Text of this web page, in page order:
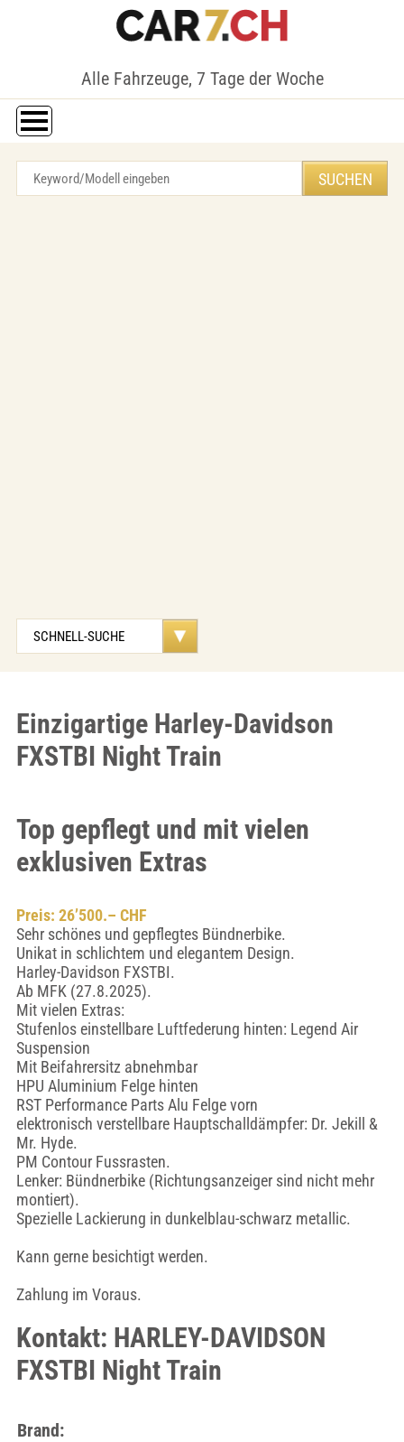
Alle Fahrzeuge, 7 Tage der Woche
Einzigartige Harley-Davidson
FXSTBI Night Train
Top gepflegt und mit vielen
exklusiven Extras
Preis: 26’500.– CHF
Sehr schönes und gepflegtes Bündnerbike.
Unikat in schlichtem und elegantem Design.
Harley-Davidson FXSTBI.
Ab MFK (27.8.2025).
Mit vielen Extras:
Stufenlos einstellbare Luftfederung hinten: Legend Air
Suspension
Mit Beifahrersitz abnehmbar
HPU Aluminium Felge hinten
RST Performance Parts Alu Felge vorn
elektronisch verstellbare Hauptschalldämpfer: Dr. Jekill &
Mr. Hyde.
PM Contour Fussrasten.
Lenker: Bündnerbike (Richtungsanzeiger sind nicht mehr
montiert).
Spezielle Lackierung in dunkelblau-schwarz metallic.
Kann gerne besichtigt werden.
Zahlung im Voraus.
Kontakt: HARLEY-DAVIDSON
FXSTBI Night Train
Brand: